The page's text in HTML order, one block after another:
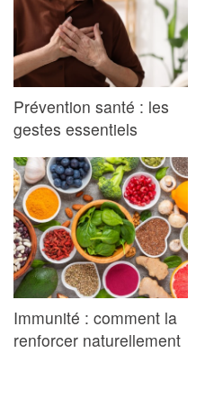
Prévention santé : les
gestes essentiels
Immunité : comment la
renforcer naturellement